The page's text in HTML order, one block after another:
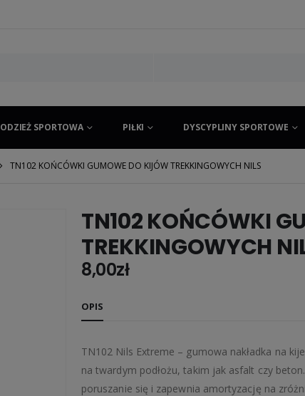
ODZIEŻ SPORTOWA PIŁKI DYSCYPLINY SPORTOWE
TN102 KOŃCÓWKI GUMOWE DO KIJÓW TREKKINGOWYCH NILS
TN102 KOŃCÓWKI
TREKKINGOWYCH
8,00zł
OPIS
TN102 Nils Extreme – gumowa nakładka na
na twardym podłożu, takim jak asfalt czy
poruszanie się i zapewnia amortyzację na